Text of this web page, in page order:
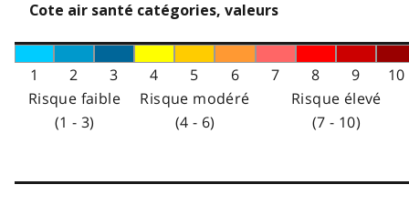
Cote air santé catégories, valeurs
1 2 3 4 5 6 7 8 9
10
Risque faible
(1 - 3)
Risque modéré
(4 - 6)
Risque élevé
(7 - 10)